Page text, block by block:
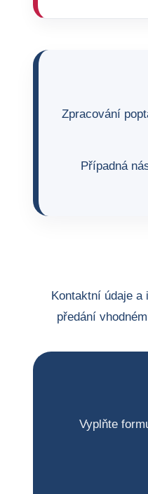
Zpracování
Případná
Kontaktní údaje
předání
Vyplňte